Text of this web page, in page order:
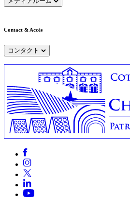
Contact & Accès
コンタクト